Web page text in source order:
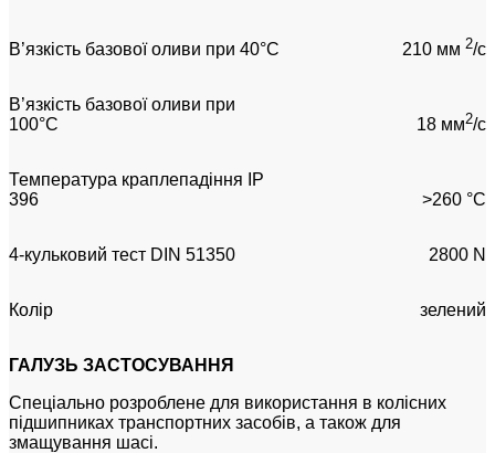
В’язкість базової оливи при 40°C 210 мм 2/с
В’язкість базової оливи при
100°C
18 мм2/с
Температура краплепадіння IP
396
>260 °C
4-кульковий тест DIN 51350 2800 N
Колір зелений
ГАЛУЗЬ ЗАСТОСУВАННЯ
Спеціально розроблене для використання в колісних
підшипниках транспортних засобів, а також для
змащування шасі.